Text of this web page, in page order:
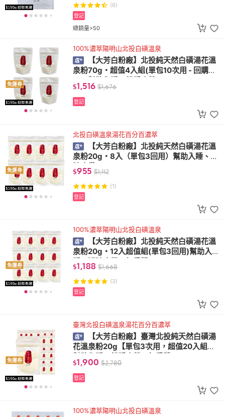
(6)
總銷量>50
登記
免運券
100%濃萃陽明山北投白磺溫泉
【大芳白粉廠】北投純天然白磺湯花溫
泉粉70g・超值4入組(單包10次用 - 回購第
$1,516 $1,676
登記
免運券
北投白磺溫泉湯花百分百濃萃
【大芳白粉廠】北投純天然白磺湯花溫
泉粉20g・8入（單包3回用）幫助入睡、消
除疲憊
$955 $1,112
(1)
登記
免運券
100%濃萃陽明山北投白磺溫泉
【大芳白粉廠】北投純天然白磺湯花溫
泉粉20g・12入超值組(單包3回用)幫助入
睡、消除疲勞、無香精
$1,188 $1,668
(3)
登記
免運券
臺灣北投白磺溫泉湯花百分百濃萃
【大芳白粉廠】臺灣北投純天然白磺湯
花溫泉粉20g【單包3次用，超值20入組】
$1,900 $2,780
登記
100%濃萃陽明山北投白磺溫泉